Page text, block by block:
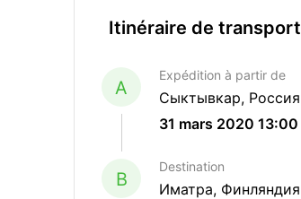
Itinéraire de transport
A
Expédition à partir de
Сыктывкар, Россия
31 mars 2020 13:00
B
Destination
Иматра, Финляндия